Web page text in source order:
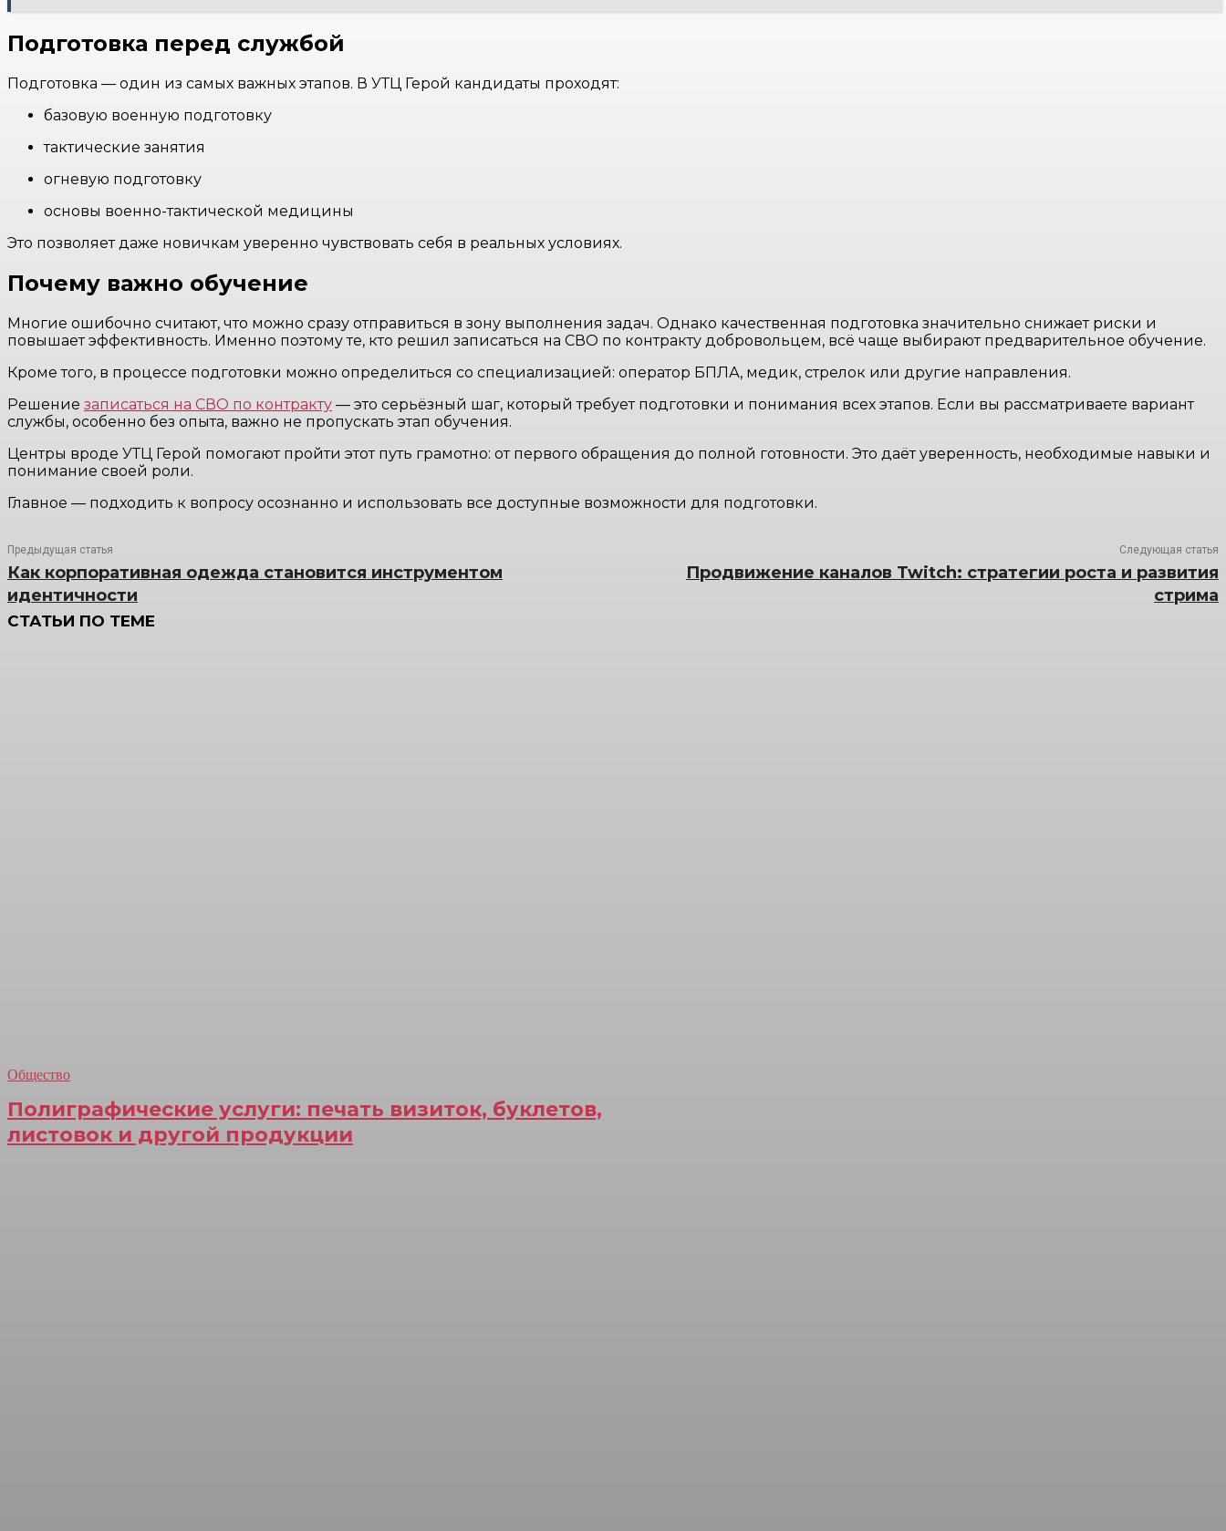
Подготовка перед службой
Подготовка — один из самых важных этапов. В УТЦ Герой кандидаты проходят:
базовую военную подготовку
тактические занятия
огневую подготовку
основы военно-тактической медицины
Это позволяет даже новичкам уверенно чувствовать себя в реальных условиях.
Почему важно обучение
Многие ошибочно считают, что можно сразу отправиться в зону выполнения задач. Однако качественная подготовка значительно снижает риски и
повышает эффективность. Именно поэтому те, кто решил записаться на СВО по контракту добровольцем, всё чаще выбирают предварительное обучение.
Кроме того, в процессе подготовки можно определиться со специализацией: оператор БПЛА, медик, стрелок или другие направления.
Решение записаться на СВО по контракту — это серьёзный шаг, который требует подготовки и понимания всех этапов. Если вы рассматриваете вариант
службы, особенно без опыта, важно не пропускать этап обучения.
Центры вроде УТЦ Герой помогают пройти этот путь грамотно: от первого обращения до полной готовности. Это даёт уверенность, необходимые навыки и
понимание своей роли.
Главное — подходить к вопросу осознанно и использовать все доступные возможности для подготовки.
Предыдущая статья
Как корпоративная одежда становится инструментом
идентичности
Следующая статья
Продвижение каналов Twitch: стратегии роста и развития
стрима
СТАТЬИ ПО ТЕМЕ
Общество
Полиграфические услуги: печать визиток, буклетов,
листовок и другой продукции